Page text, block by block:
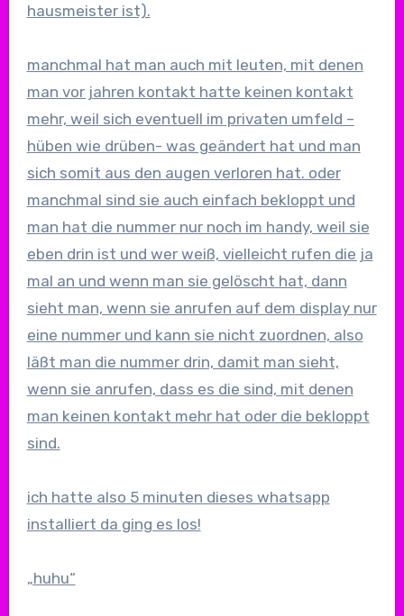
hausmeister ist).
manchmal hat man auch mit leuten, mit denen
man vor jahren kontakt hatte keinen kontakt
mehr, weil sich eventuell im privaten umfeld –
hüben wie drüben- was geändert hat und man
sich somit aus den augen verloren hat. oder
manchmal sind sie auch einfach bekloppt und
man hat die nummer nur noch im handy, weil sie
eben drin ist und wer weiß, vielleicht rufen die ja
mal an und wenn man sie gelöscht hat, dann
sieht man, wenn sie anrufen auf dem display nur
eine nummer und kann sie nicht zuordnen, also
läßt man die nummer drin, damit man sieht,
wenn sie anrufen, dass es die sind, mit denen
man keinen kontakt mehr hat oder die bekloppt
sind.
ich hatte also 5 minuten dieses whatsapp
installiert da ging es los!
„huhu“